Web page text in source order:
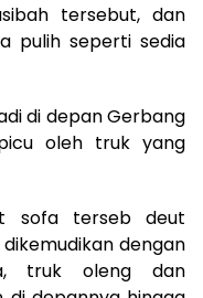
tersebut, dan
pulih seperti sedia
di depan Gerbang
oleh truk yang
sofa terseb deut
dengan
truk oleng dan